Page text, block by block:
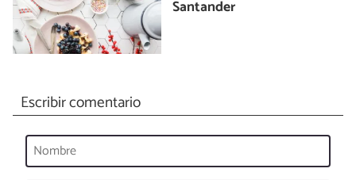
Santander
Escribir comentario